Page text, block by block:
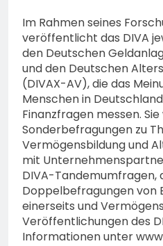
Im Rahmen seines
veröffentlicht das DIVA
den Deutschen
und den Deutschen
(DIVAX-AV), die das
Menschen in
Finanzfragen messen.
Sonderbefragungen zu
Vermögensbildung und
mit
DIVA-Tandemumfragen,
Doppelbefragungen von
einerseits und
Veröffentlichungen des
Informationen unter